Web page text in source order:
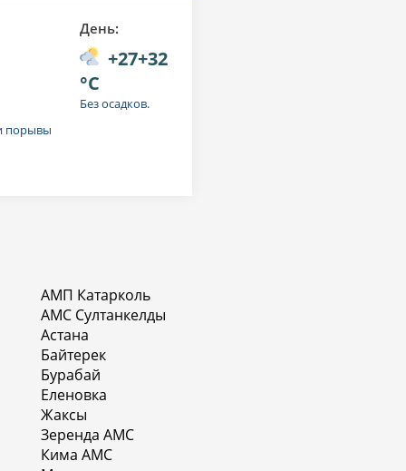
порывы
День:
+27+32
°C
Без осадков.
АМП Катарколь
АМС Султанкелды
Астана
Байтерек
Бурабай
Еленовка
Жаксы
Зеренда АМС
Кима АМС